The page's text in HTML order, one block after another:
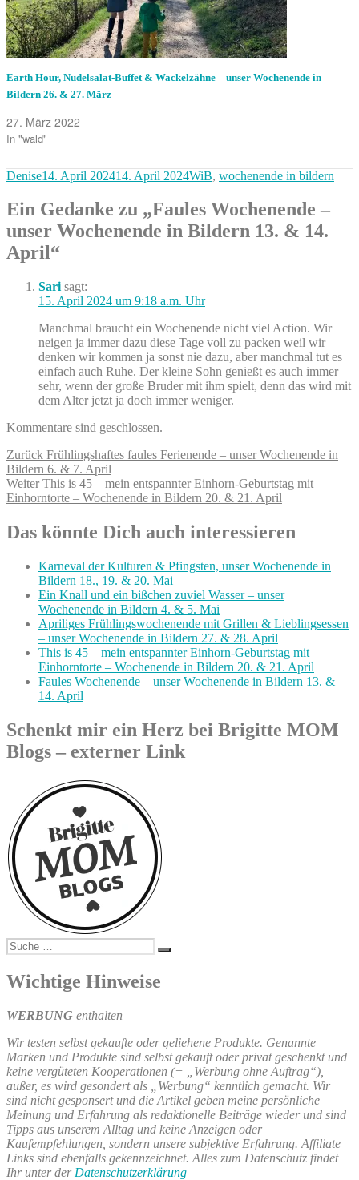
Earth Hour, Nudelsalat-Buffet & Wackelzähne – unser Wochenende in
Bildern 26. & 27. März
27. März 2022
In "wald"
Autor
DeniseVeröffentlicht
14. April 202414. April 2024Kategorien
WiB, wochenende in bildern
Ein Gedanke zu „Faules Wochenende –
unser Wochenende in Bildern 13. & 14.
April“
Sari sagt:
15. April 2024 um 9:18 a.m. Uhr
Manchmal braucht ein Wochenende nicht viel Action. Wir
neigen ja immer dazu diese Tage voll zu packen weil wir
denken wir kommen ja sonst nie dazu, aber manchmal tut es
einfach auch Ruhe. Der kleine Sohn genießt es auch immer
sehr, wenn der große Bruder mit ihm spielt, denn das wird mit
dem Alter jetzt ja doch immer weniger.
Kommentare sind geschlossen.
Beitragsnavigation
Zurück Vorheriger
Beitrag:
Frühlingshaftes faules Ferienende – unser Wochenende in
Bildern 6. & 7. April
Weiter Nächster
Beitrag:
This is 45 – mein entspannter Einhorn-Geburtstag mit
Einhorntorte – Wochenende in Bildern 20. & 21. April
Das könnte Dich auch interessieren
Karneval der Kulturen & Pfingsten, unser Wochenende in
Bildern 18., 19. & 20. Mai
Ein Knall und ein bißchen zuviel Wasser – unser
Wochenende in Bildern 4. & 5. Mai
Apriliges Frühlingswochenende mit Grillen & Lieblingsessen
– unser Wochenende in Bildern 27. & 28. April
This is 45 – mein entspannter Einhorn-Geburtstag mit
Einhorntorte – Wochenende in Bildern 20. & 21. April
Faules Wochenende – unser Wochenende in Bildern 13. &
14. April
Schenkt mir ein Herz bei Brigitte MOM
Blogs – externer Link
Suche
nach:
Suchen
Wichtige Hinweise
WERBUNG enthalten
Wir testen selbst gekaufte oder geliehene Produkte. Genannte
Marken und Produkte sind selbst gekauft oder privat geschenkt und
keine vergüteten Kooperationen (= „Werbung ohne Auftrag“),
außer, es wird gesondert als „Werbung“ kenntlich gemacht. Wir
sind nicht gesponsert und die Artikel geben meine persönliche
Meinung und Erfahrung als redaktionelle Beiträge wieder und sind
Tipps aus unserem Alltag und keine Anzeigen oder
Kaufempfehlungen, sondern unsere subjektive Erfahrung. Affiliate
Links sind ebenfalls gekennzeichnet. Alles zum Datenschutz findet
Ihr unter der Datenschutzerklärung